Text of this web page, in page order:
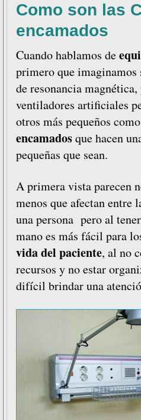
Como son las
encamados
Cuando hablamos de
primero que imaginamos
de resonancia
ventiladores artificiales
otros más pequeños
encamadosque hacen
pequeñas que sean.
A primera vista parecen
menos que afectan entre
una persona pero al
mano es más fácil para
vida del paciente, al no
recursos y no estar
difícil brindar una